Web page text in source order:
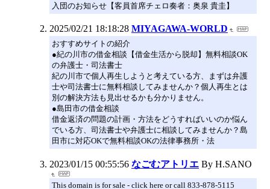
入団のお知らせ【客員首席チェロ奏者：奥泉 貴圭】
2025/02/21 18:18:28 MIYAGAWA-WORLD
おすすめサイトの紹介
●紀の川市の借金相談【借金生活から脱却】無料相談OK
の弁護士・司法書士
紀の川市で個人再生しようと考えている方、まずは弁護
士や司法書士に無料相談してみませんか？個人再生とは
別の解決方法も見出せるかも分かりません。
●島田市の借金相談
借金返済の問題の計画・方法をどうすればいいのか悩ん
でいる方、司法書士や弁護士に相談してみませんか？島
田市に対応OKで無料相談OKの法律事務所・法
2023/01/15 00:55:56 なごむアトリエ By H.SANO
This domain is for sale - click here or call 833-878-5115